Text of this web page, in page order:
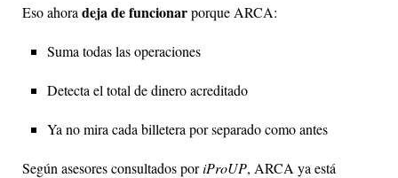
Eso ahora deja de funcionarporque ARCA:
Suma todas las operaciones
Detecta el total de dinero acreditado
Ya no mira cada billetera por separado como antes
Según asesores consultados poriProUP, ARCA ya está